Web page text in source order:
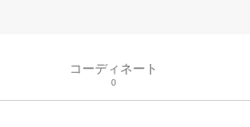
コーディネート
0